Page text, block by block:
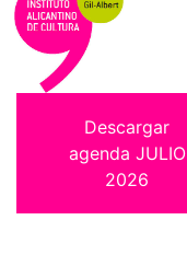
Descargar
agenda JULIO
2026